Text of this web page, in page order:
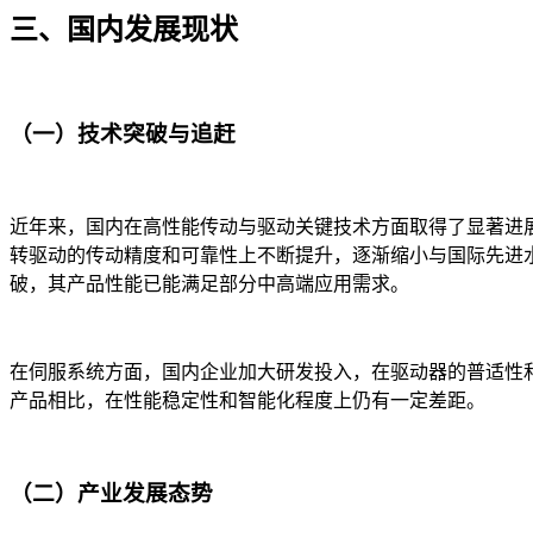
三、国内发展现状​
（一）技术突破与追赶​
近年来，国内在高性能传动与驱动关键技术方面取得了显著
转驱动的传动精度和可靠性上不断提升，逐渐缩小与国际先
破，其产品性能已能满足部分中高端应用需求。​
在伺服系统方面，国内企业加大研发投入，在驱动器的普适
产品相比，在性能稳定性和智能化程度上仍有一定差距。​
（二）产业发展态势​